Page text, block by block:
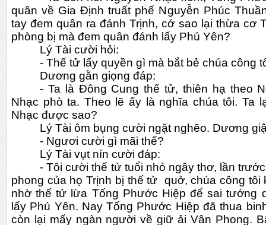
quân về Gia Định truất phế Nguyễn Phúc
tay đem quân ra đánh Trịnh, cớ sao lại thừa cơ
phòng bị mà đem quân đánh lấy Phú Yên?
Lý Tài cười hỏi:
- Thế tử lấy quyền gì mà bắt bẻ chúa công
Dương gằn giọng đáp:
- Ta là Đông Cung thế tử, thiên hạ theo
Nhạc phò ta. Theo lẽ ấy là nghĩa chúa tôi. Ta
Nhạc được sao?
Lý Tài ôm bụng cười ngặt nghẽo. Dương
- Ngươi cười gì mãi thế?
Lý Tài vụt nín cười đáp:
- Tôi cười thế tử tuổi nhỏ ngây thơ, lần
phong của họ Trịnh bị thế tử  quở, chúa công
nhờ thế tử lừa Tống Phước Hiệp để sai tướng
lấy Phú Yên. Nay Tống Phước Hiệp đã thua
còn lại mấy ngàn người về giữ ải Vân Phong.